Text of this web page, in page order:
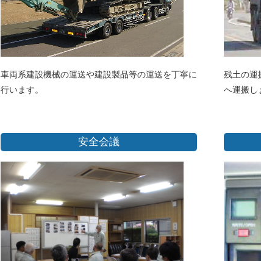
車両系建設機械の運送や建設製品等の運送を丁寧に
行います。
残土の運
へ運搬し
安全会議